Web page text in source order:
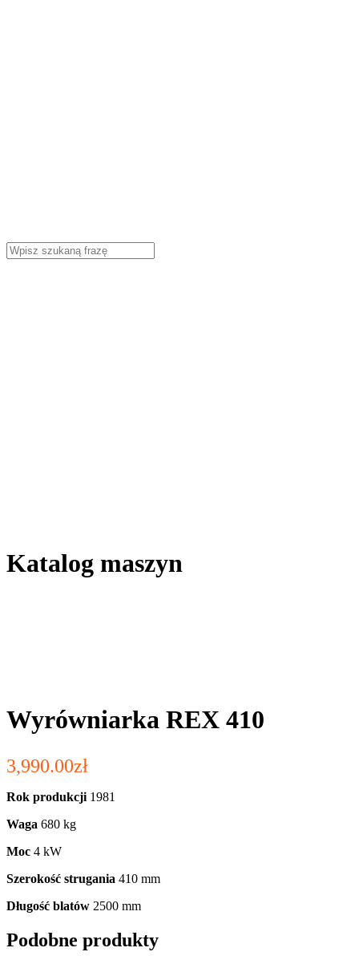
Katalog maszyn
Wyrówniarka REX 410
3,990.00zł
Rok produkcji 1981
Waga 680 kg
Moc 4 kW
Szerokość strugania 410 mm
Długość blatów 2500 mm
Podobne produkty